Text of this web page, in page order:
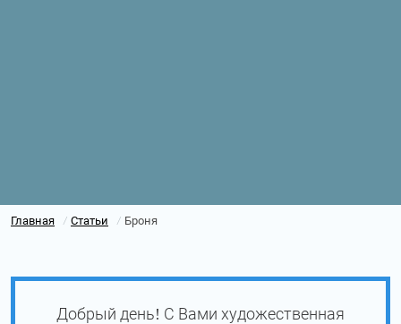
Главная / Статьи / Броня
Добрый день! С Вами художественная